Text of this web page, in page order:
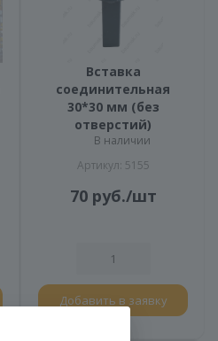
Вставка
соединительная
30*30 мм (без
отверстий)
В наличии
Артикул: 5155
70руб./шт
Добавить в заявку